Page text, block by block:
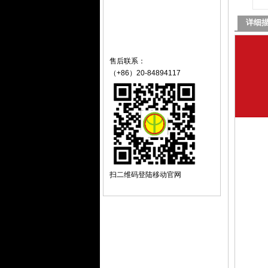
售后联系：
（+86）20-84894117
扫二维码登陆移动官网
详细